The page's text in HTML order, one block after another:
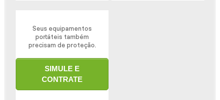
Seus equipamentos
portáteis também
precisam de proteção.
SIMULE E
CONTRATE